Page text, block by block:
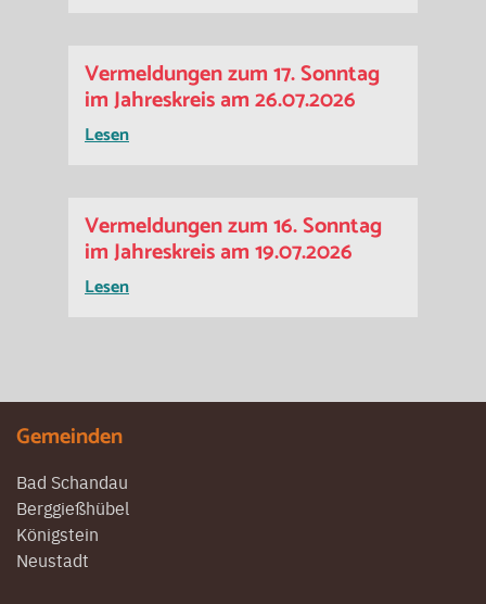
Vermeldungen zum 17. Sonntag
im Jahreskreis am 26.07.2026
Lesen
Vermeldungen zum 16. Sonntag
im Jahreskreis am 19.07.2026
Lesen
Gemeinden
Bad Schandau
Berggießhübel
Königstein
Neustadt